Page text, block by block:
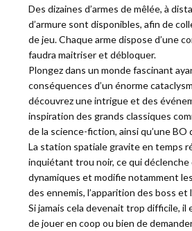
Des dizaines d’armes de mêlée, à
d’armure sont disponibles, afin de
de jeu. Chaque arme dispose d’une
faudra maitriser et débloquer.
Plongez dans un monde fascinant
conséquences d’un énorme
découvrez une intrigue et des
inspiration des grands classiques
de la science-fiction, ainsi qu’une
La station spatiale gravite en temps
inquiétant trou noir, ce qui
dynamiques et modifie notamment
des ennemis, l’apparition des boss
Si jamais cela devenait trop difficile,
de jouer en coop ou bien de